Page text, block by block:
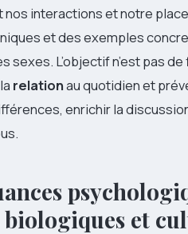
nos interactions et notre
et des exemples
sexes. L’objectif n’est pas
relationau quotidien et
enrichir la
biologiques et